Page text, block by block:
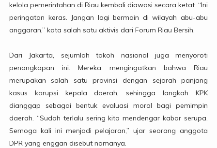
kelola pemerintahan di Riau kembali diawasi secara ketat. “Ini
peringatan keras. Jangan lagi bermain di wilayah abu-abu
anggaran,” kata salah satu aktivis dari Forum Riau Bersih.
Dari Jakarta, sejumlah tokoh nasional juga menyoroti
penangkapan ini. Mereka mengingatkan bahwa Riau
merupakan salah satu provinsi dengan sejarah panjang
kasus korupsi kepala daerah, sehingga langkah KPK
dianggap sebagai bentuk evaluasi moral bagi pemimpin
daerah. “Sudah terlalu sering kita mendengar kabar serupa.
Semoga kali ini menjadi pelajaran,” ujar seorang anggota
DPR yang enggan disebut namanya.